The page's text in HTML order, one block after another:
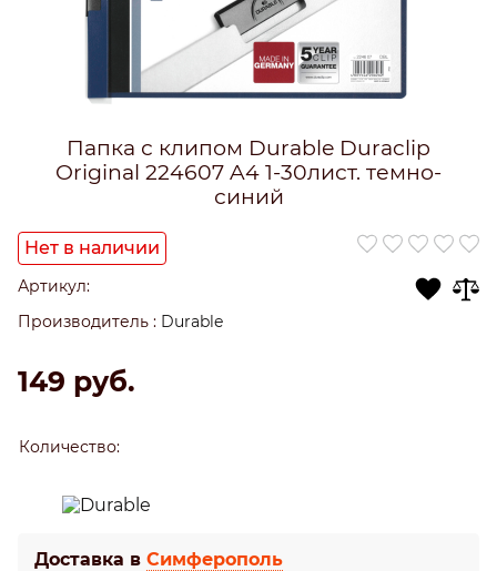
Папка с клипом Durable Duraclip
Original 224607 A4 1-30лист. темно-
синий
Нет в наличии
Артикул:
Производитель : Durable
149 руб.
Количество:
Доставка в Симферополь